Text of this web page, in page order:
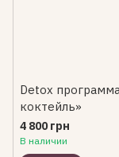
Detox
коктейль»
4 800 грн
В наличии